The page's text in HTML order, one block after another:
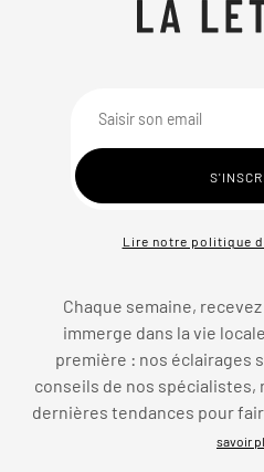
Lire notre politique
Chaque semaine,
immerge dans la vie
première : nos éclairages
conseils de nos spécialistes,
dernières tendances pour
savoir